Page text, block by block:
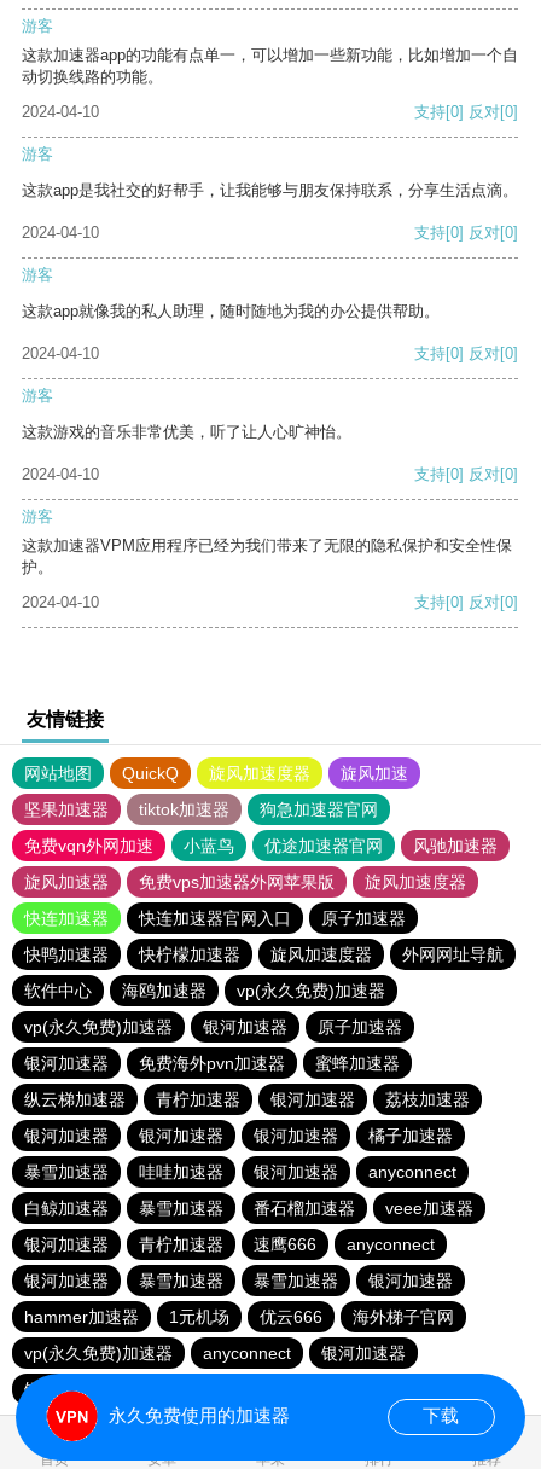
游客
这款加速器app的功能有点单一，可以增加一些新功能，比如增加一个自
动切换线路的功能。
2024-04-10
支持[0] 反对[0]
游客
这款app是我社交的好帮手，让我能够与朋友保持联系，分享生活点滴。
2024-04-10 支持[0] 反对[0]
游客
这款app就像我的私人助理，随时随地为我的办公提供帮助。
2024-04-10 支持[0] 反对[0]
游客
这款游戏的音乐非常优美，听了让人心旷神怡。
2024-04-10 支持[0] 反对[0]
游客
这款加速器VPM应用程序已经为我们带来了无限的隐私保护和安全性保
护。
2024-04-10
支持[0] 反对[0]
友情链接
网站地图 QuickQ 旋风加速度器
旋风加速
坚果加速器
tiktok加速器
狗急加速器官网
免费vqn外网加速
小蓝鸟 优途加速器官网
风驰加速器
旋风加速器
免费vps加速器外网苹果版
旋风加速度器
快连加速器
快连加速器官网入口
原子加速器
快鸭加速器
快柠檬加速器 旋风加速度器
外网网址导航
软件中心
海鸥加速器
vp(永久免费)加速器
vp(永久免费)加速器
银河加速器
原子加速器
银河加速器
免费海外pvn加速器
蜜蜂加速器
纵云梯加速器
青柠加速器 银河加速器
荔枝加速器
银河加速器
银河加速器 银河加速器
橘子加速器
暴雪加速器
哇哇加速器 银河加速器
anyconnect
白鲸加速器
暴雪加速器 番石榴加速器
veee加速器
银河加速器
青柠加速器 速鹰666
anyconnect
银河加速器
暴雪加速器 暴雪加速器
银河加速器
hammer加速器
1元机场 优云666
海外梯子官网
vp(永久免费)加速器
anyconnect
银河加速器
银河加速器
首页 安卓 苹果 排行 推荐
永久免费使用的加速器 下载
0.091274s